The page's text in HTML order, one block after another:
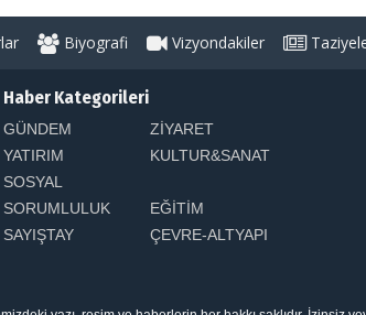
Biyografi Vizyondakiler
Haber Kategorileri
GÜNDEM
ZİYARET
YATIRIM
KULTUR&SANAT
SOSYAL
SORUMLULUK
EĞİTİM
SAYIŞTAY
ÇEVRE-ALTYAPI